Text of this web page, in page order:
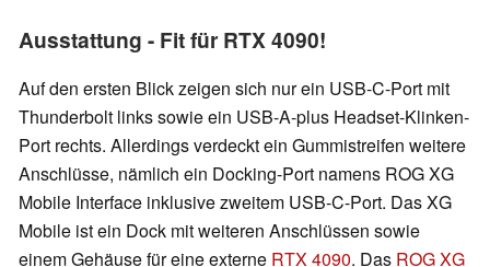
Ausstattung - Fit für RTX 4090!
Auf den ersten Blick zeigen sich nur ein USB-C-Port mit
Thunderbolt links sowie ein USB-A-plus Headset-Klinken-
Port rechts. Allerdings verdeckt ein Gummistreifen weitere
Anschlüsse, nämlich ein Docking-Port namens ROG XG
Mobile Interface inklusive zweitem USB-C-Port. Das XG
Mobile ist ein Dock mit weiteren Anschlüssen sowie
einem Gehäuse für eine externe RTX 4090. Das ROG XG